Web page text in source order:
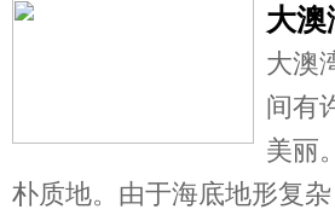
大澳
大澳
间有
美丽
朴质地。由于海底地形复